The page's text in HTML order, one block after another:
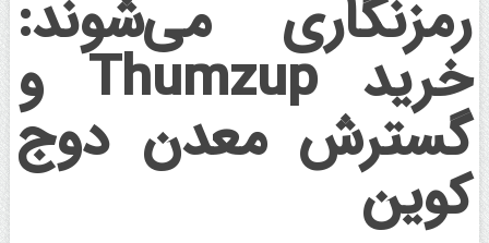
رمزنگاری می‌شوند:
خرید Thumzup و
گسترش معدن دوج
کوین